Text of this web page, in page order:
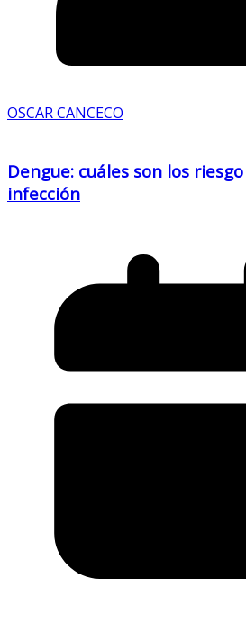
OSCAR CANCECO
Dengue: cuáles son los
infección